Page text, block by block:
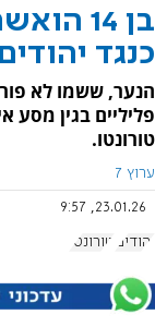
כנגד יהודים
פליליים בגין מסע
טורונטו.
ערוץ 7
23.01.26, 9:57
יהודים טורונטו